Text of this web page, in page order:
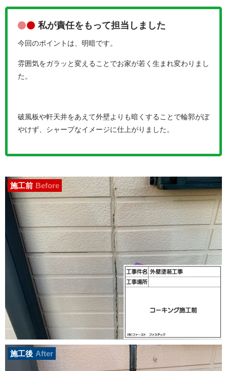
私が責任をもって担当しました
今回のポイントは、明暗です。
雰囲気をガラッと変えることでお家が若く生まれ変わりまし
た。
破風板や軒天井をあえて外壁よりも暗くすることで輪郭がぼ
やけず、シャープなイメージに仕上がりました。
施工前 Before
施工後 After